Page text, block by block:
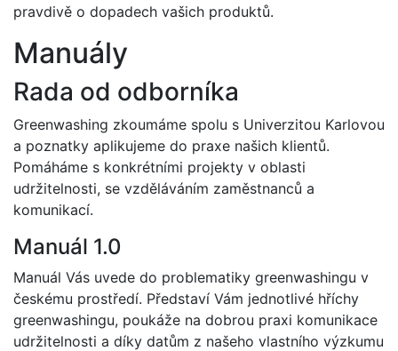
pravdivě o dopadech vašich produktů.
Manuály
Rada od odborníka
Greenwashing zkoumáme spolu s Univerzitou Karlovou
a poznatky aplikujeme do praxe našich klientů.
Pomáháme s konkrétními projekty v oblasti
udržitelnosti, se vzděláváním zaměstnanců a
komunikací.
Manuál 1.0
Manuál Vás uvede do problematiky greenwashingu v
českému prostředí. Představí Vám jednotlivé hříchy
greenwashingu, poukáže na dobrou praxi komunikace
udržitelnosti a díky datům z našeho vlastního výzkumu